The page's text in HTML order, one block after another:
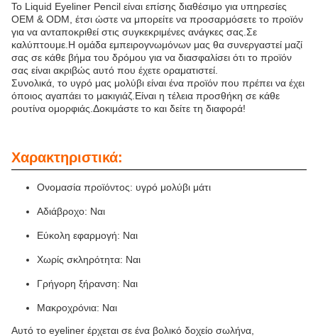
Το Liquid Eyeliner Pencil είναι επίσης διαθέσιμο για υπηρεσίες
OEM & ODM, έτσι ώστε να μπορείτε να προσαρμόσετε το προϊόν
για να ανταποκριθεί στις συγκεκριμένες ανάγκες σας.Σε
καλύπτουμε.Η ομάδα εμπειρογνωμόνων μας θα συνεργαστεί μαζί
σας σε κάθε βήμα του δρόμου για να διασφαλίσει ότι το προϊόν
σας είναι ακριβώς αυτό που έχετε οραματιστεί.
Συνολικά, το υγρό μας μολύβι είναι ένα προϊόν που πρέπει να έχει
όποιος αγαπάει το μακιγιάζ.Είναι η τέλεια προσθήκη σε κάθε
ρουτίνα ομορφιάς.Δοκιμάστε το και δείτε τη διαφορά!
Χαρακτηριστικά:
Ονομασία προϊόντος: υγρό μολύβι μάτι
Αδιάβροχο: Ναι
Εύκολη εφαρμογή: Ναι
Χωρίς σκληρότητα: Ναι
Γρήγορη ξήρανση: Ναι
Μακροχρόνια: Ναι
Αυτό το eyeliner έρχεται σε ένα βολικό δοχείο σωλήνα,